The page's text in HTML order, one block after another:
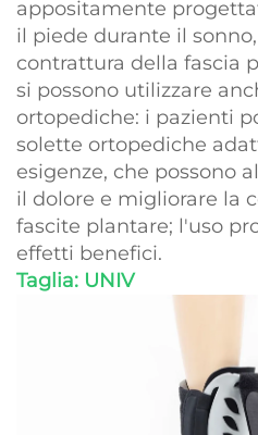
appositamente
il piede durante il
contrattura della fascia
si possono utilizzare
ortopediche: i pazienti
solette ortopediche
esigenze, che possono
il dolore e migliorare la
fascite plantare; l'uso
effetti benefici.
Taglia: UNIV